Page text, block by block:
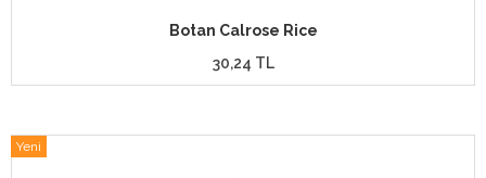
Botan Calrose Rice
30,24 TL
Yeni